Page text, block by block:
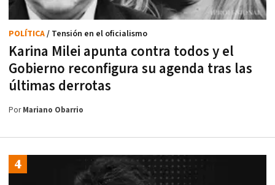
Karina Milei apunta contra todos y el
Gobierno reconfigura su agenda tras las
últimas derrotas
POLÍTICA/ Tensión en el oficialismo
PorMariano Obarrio